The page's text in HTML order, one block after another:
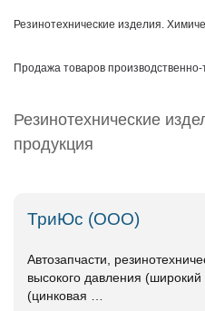
Резинотехнические изделия.
Продажа товаров производственно-
Резинотехнические
продукция
ТриЮс (ООО)
Автозапчасти,
высокого давления
(цинковая …